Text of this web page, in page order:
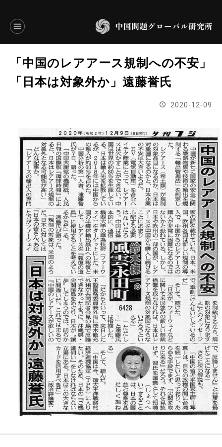
言語別アーカイブ
ENGLISH
トップページ
研究員
研究所概要
設立趣意書
お問い合わせ
「中国のレアアース規制への不安」
「日本は対象外か」遠藤誉氏
2020-12-09